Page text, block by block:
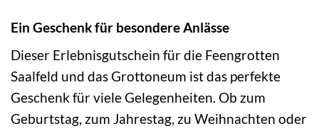
Ein Geschenk für besondere Anlässe
Dieser Erlebnisgutschein für die Feengrotten
Saalfeld und das Grottoneum ist das perfekte
Geschenk für viele Gelegenheiten. Ob zum
Geburtstag, zum Jahrestag, zu Weihnachten oder